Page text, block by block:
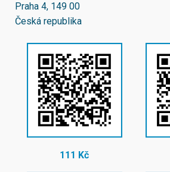
Praha 4, 149 00
Česká republika
111 Kč